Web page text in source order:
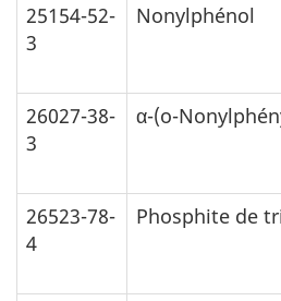
25154-52-
3
Nonylphénol
26027-38-
3
α-(o-
26523-78-
4
Phosphite de